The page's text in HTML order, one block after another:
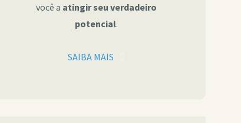
você a atingir seu verdadeiro
potencial.
SAIBA MAIS